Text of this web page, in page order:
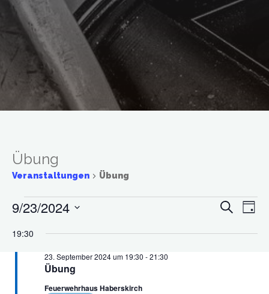
Übung
Veranstaltungen Übung
Veranstaltungen
für
Suche
Tag
9/23/2024
wählen.
19:30
Übung
23. September 2024 um 19:30 -21:30
Feuerwehrhaus Haberskirch